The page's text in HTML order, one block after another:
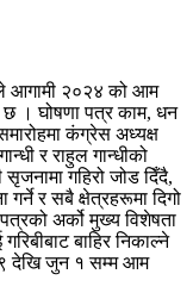
आगामी २०२४ को आम
छ । घोषणा पत्र काम, धन
कंग्रेस अध्यक्ष
र राहुल गान्धीको
गहिरो जोड दिँदै,
गर्ने र सबै क्षेत्रहरूमा दिगो
अर्को मुख्य विशेषता
बाहिर निकाल्ने
देखि जुन १ सम्म आम